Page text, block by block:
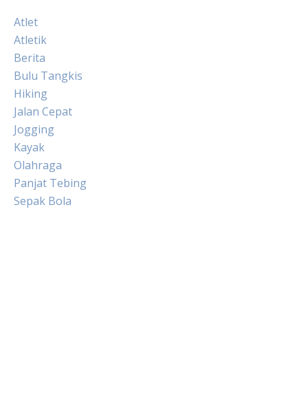
Atlet
Atletik
Berita
Bulu Tangkis
Hiking
Jalan Cepat
Jogging
Kayak
Olahraga
Panjat Tebing
Sepak Bola